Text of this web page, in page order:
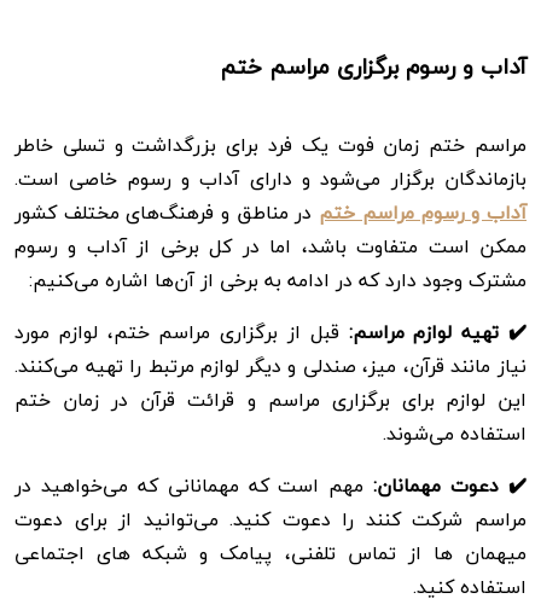
آداب و رسوم برگزاری مراسم ختم
مراسم ختم زمان فوت یک فرد برای بزرگداشت و تسلی خاطر
بازماندگان برگزار می‌شود و دارای آداب و رسوم خاصی است.
آداب و رسوم مراسم ختم در مناطق و فرهنگ‌های مختلف کشور
ممکن است متفاوت باشد، اما در کل برخی از آداب و رسوم
مشترک وجود دارد که در ادامه به برخی از آن‌ها اشاره می‌کنیم:
✔️ تهیه لوازم مراسم: قبل از برگزاری مراسم ختم، لوازم مورد
نیاز مانند قرآن، میز، صندلی و دیگر لوازم مرتبط را تهیه می‌کنند.
این لوازم برای برگزاری مراسم و قرائت قرآن در زمان ختم
استفاده می‌شوند.
✔️ دعوت مهمانان:مهم است که مهمانانی که می‌خواهید در
مراسم شرکت کنند را دعوت کنید. می‌توانید از برای دعوت
میهمان ها از تماس تلفنی، پیامک و شبکه های اجتماعی
استفاده کنید.